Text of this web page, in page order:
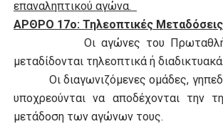
επαναληπτικού αγώνα.
ΑΡΘΡΟ 17ο: Τηλεοπτικές
Οι αγώνες του
μεταδίδονται τηλεοπτικά ή διαδικτυακά.
Οι διαγωνιζόμενες ομάδες,
υποχρεούνται να αποδέχονται την
μετάδοση των αγώνων τους.